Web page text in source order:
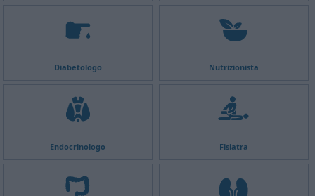
Diabetologo Nutrizionista
Endocrinologo Fisiatra